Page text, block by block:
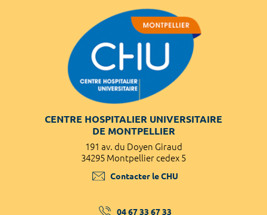
CENTRE HOSPITALIER UNIVERSITAIRE
DE MONTPELLIER
191 av. du Doyen Giraud
34295 Montpellier cedex 5
Contacter le CHU
04 67 33 67 33